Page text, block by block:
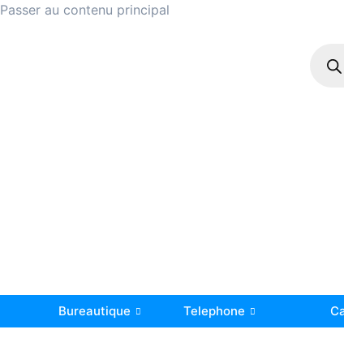
Passer au contenu principal
Bureautique Telephone